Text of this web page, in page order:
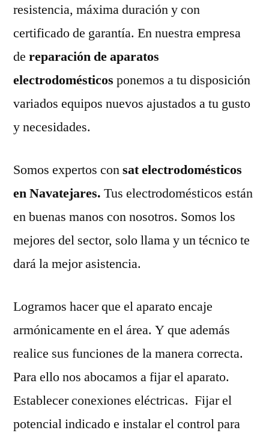
resistencia, máxima duración y con
certificado de garantía. En nuestra empresa
de reparación de aparatos
electrodomésticos ponemos a tu disposición
variados equipos nuevos ajustados a tu gusto
y necesidades.
Somos expertos consat electrodomésticos
en Navatejares. Tus electrodomésticos están
en buenas manos con nosotros. Somos los
mejores del sector, solo llama y un técnico te
dará la mejor asistencia.
Logramos hacer que el aparato encaje
armónicamente en el área. Y que además
realice sus funciones de la manera correcta.
Para ello nos abocamos a fijar el aparato.
Establecer conexiones eléctricas. Fijar el
potencial indicado e instalar el control para